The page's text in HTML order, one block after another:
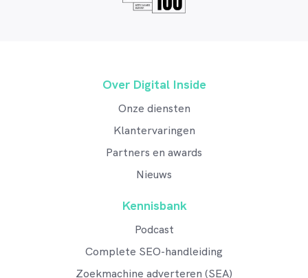
Over Digital Inside
Onze diensten
Klantervaringen
Partners en awards
Nieuws
Kennisbank
Podcast
Complete SEO-handleiding
Zoekmachine adverteren (SEA)